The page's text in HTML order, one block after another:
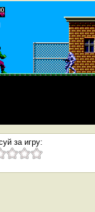
за игру: